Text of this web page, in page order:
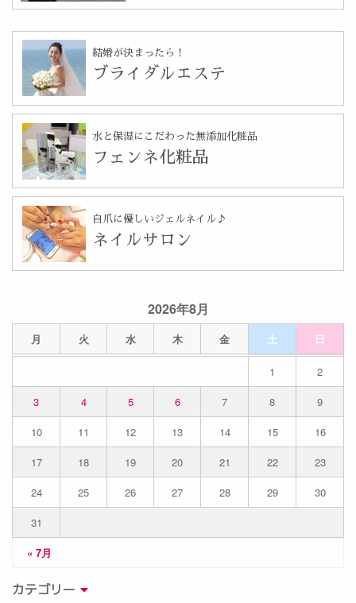
2026年8月
月 火 水 木 金 土 日
« 7月
1
2
3
4 5 6 7 8
9
10
11 12 13 14 15
16
17
18 19 20 21 22
23
24
25 26 27 28 29
30
31
カテゴリー
結婚が決まったら！
ブライダルエステ
水と保湿にこだわった無添加化粧品
フェンネ化粧品
自爪に優しいジェルネイル♪
ネイルサロン